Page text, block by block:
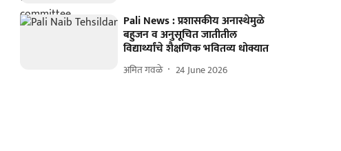
Pali News : प्रशासकीय अनास्थेमुळे
बहुजन व अनुसूचित जातीतील
विद्यार्थ्यांचे शैक्षणिक भवितव्य धोक्यात
अमित गवळे 24 June 2026